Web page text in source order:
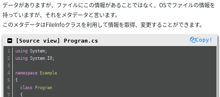
データがありますが、ファイルにこの情報があることではなく、OSでファイルの情報を
持っていますが、それをメタデータと言います。
このメタデータはFileInfoクラスを利用して情報を取得、変更することができます。
Copy!
[Source view] Program.cs
using System;
using System.IO;
namespace Example
{
class Program
  {